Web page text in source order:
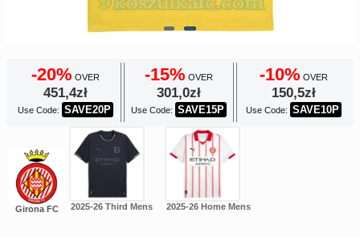
-20% OVER
451,4zł
Use Code: SAVE20P
-15% OVER
301,0zł
Use Code: SAVE15P
-10% OVER
150,5zł
Use Code: SAVE10P
Girona FC 2025-26 Third Mens 2025-26 Home Mens